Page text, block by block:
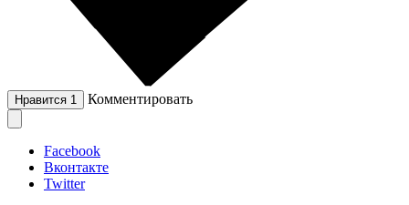
Нравится 1 Комментировать
Facebook
Вконтакте
Twitter